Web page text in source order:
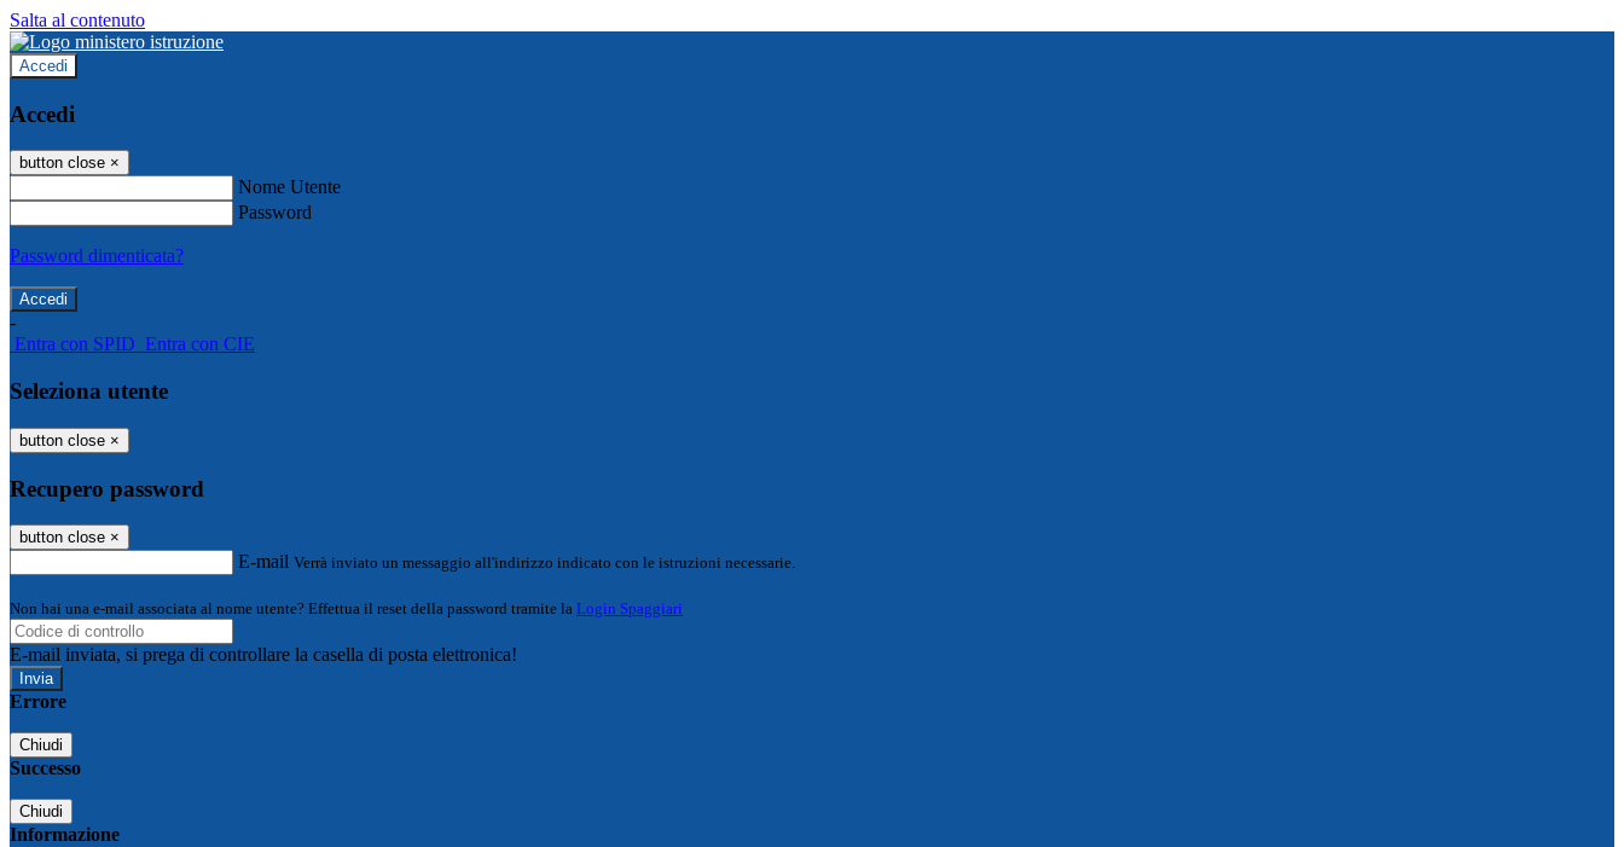
Salta al contenuto
Accedi
Accedi
button close ×
Nome Utente
Password
Password dimenticata?
-
Entra con SPID Entra con CIE
Seleziona utente
button close ×
Recupero password
button close ×
E-mail Verrà inviato un messaggio all'indirizzo indicato con le istruzioni necessarie.
Non hai una e-mail associata al nome utente? Effettua il reset della password tramite la Login Spaggiari
E-mail inviata, si prega di controllare la casella di posta elettronica!
Errore
Chiudi
Successo
Chiudi
Informazione